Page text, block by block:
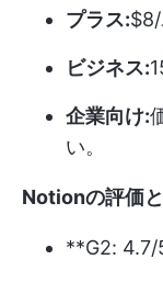
プラス:$8/
ビジネス:
企業向け:
い。
Notionの評価
**G2: 4.7/